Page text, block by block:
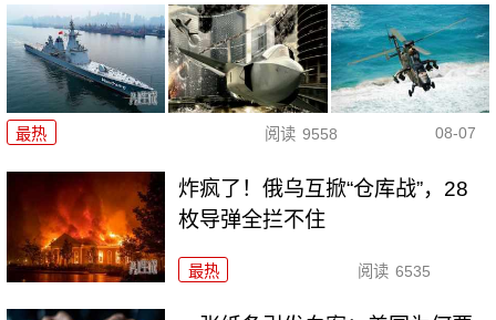
最热 阅读 9558 08-07
炸疯了！俄乌互掀“仓库战”，28
枚导弹全拦不住
最热 阅读 6535